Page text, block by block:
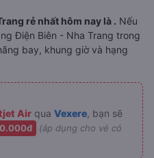
rẻ nhất hôm nay là . Nếu
Điện Biên - Nha Trang trong
bay, khung giờ và hạng
Air qua Vexere , bạn sẽ
(áp dụng cho vé có